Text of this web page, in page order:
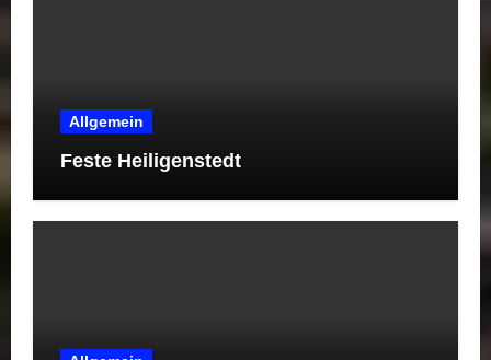
Allgemein
Feste Heiligenstedt